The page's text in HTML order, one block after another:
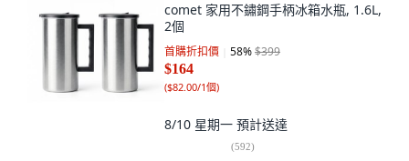
comet 家用不鏽鋼手柄冰箱水瓶, 1.6L,
2個
首購折扣價 58%$399
$164
($82.00/1個)
8/10 星期一 預計送達
(592)